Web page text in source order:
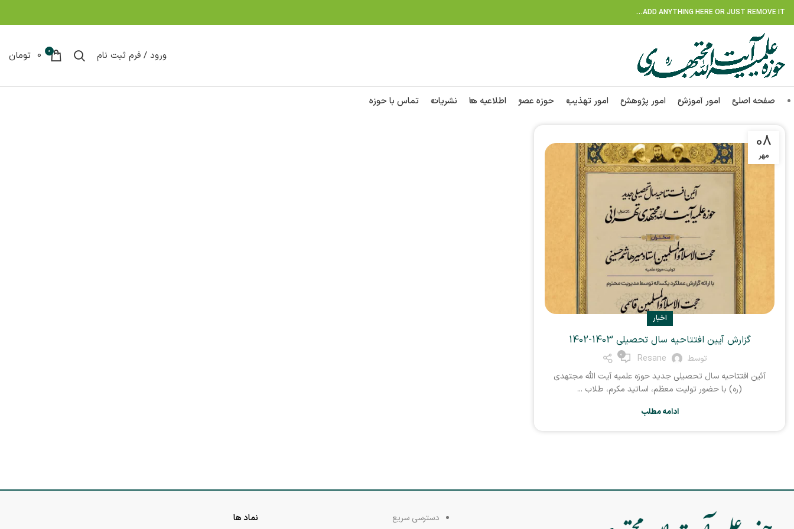
ADD ANYTHING HERE OR JUST REMOVE IT…
ورود / فرم ثبت نام 0
0 تومان
صفحه اصلی امور آموزش امور پژوهش امور تهذیب حوزه عصر اطلاعیه ها نشریات تماس با حوزه
08
مهر
اخبار
گزارش آیین افتتاحیه سال تحصیلی 1403-1402
توسط Resane
0
آئین افتتاحیه سال تحصیلی جدید حوزه علمیه آیت الله مجتهدی
(ره) با حضور تولیت معظم، اساتید مکرم، طلاب ...
ادامه مطلب
دسترسی سریع نماد ها